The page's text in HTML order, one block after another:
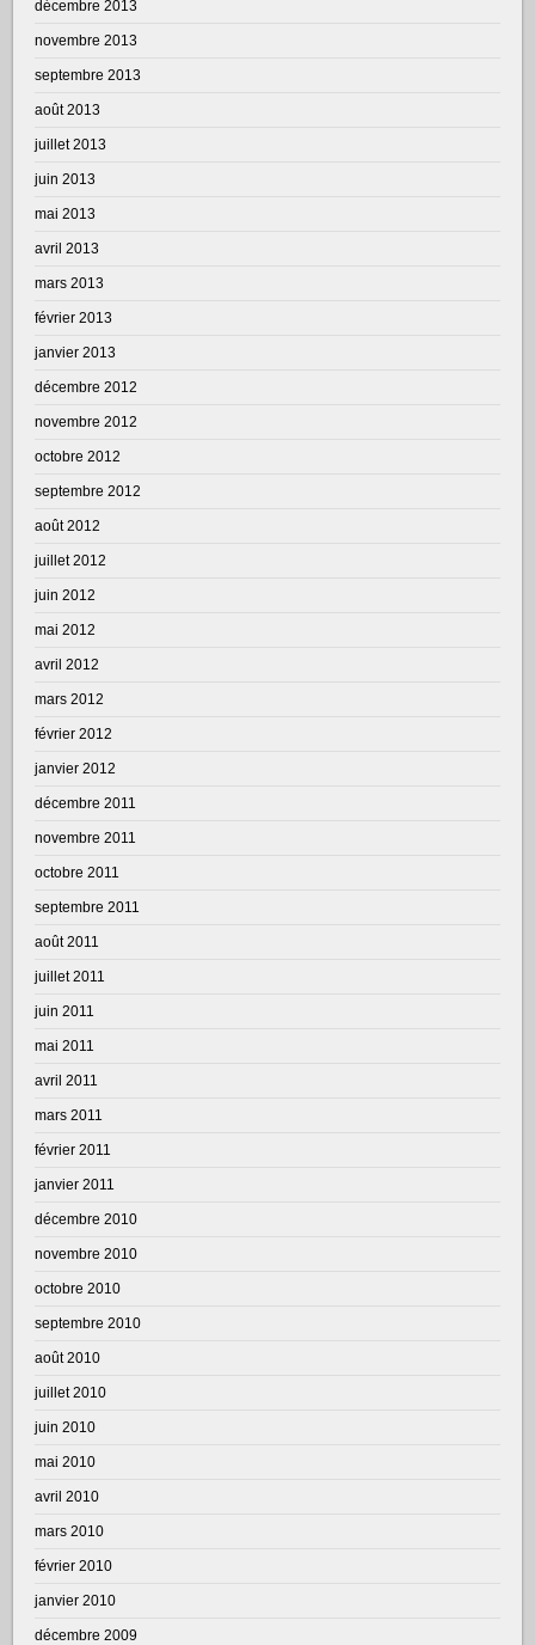
décembre 2013
novembre 2013
septembre 2013
août 2013
juillet 2013
juin 2013
mai 2013
avril 2013
mars 2013
février 2013
janvier 2013
décembre 2012
novembre 2012
octobre 2012
septembre 2012
août 2012
juillet 2012
juin 2012
mai 2012
avril 2012
mars 2012
février 2012
janvier 2012
décembre 2011
novembre 2011
octobre 2011
septembre 2011
août 2011
juillet 2011
juin 2011
mai 2011
avril 2011
mars 2011
février 2011
janvier 2011
décembre 2010
novembre 2010
octobre 2010
septembre 2010
août 2010
juillet 2010
juin 2010
mai 2010
avril 2010
mars 2010
février 2010
janvier 2010
décembre 2009